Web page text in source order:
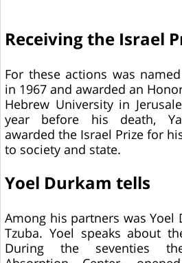
Receiving the Israel
For these actions was
in 1967 and awarded an
Hebrew University in
year before his death,
awarded the Israel Prize for
to society and state.
Yoel Durkam tells
Among his partners was Yoel
Tzuba. Yoel speaks about
During the seventies